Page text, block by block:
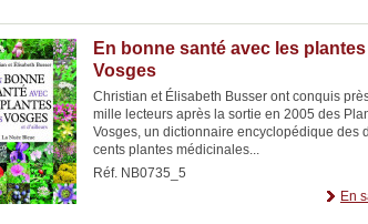
En bonne santé avec les
Vosges
Christian et Élisabeth Busser ont conquis
mille lecteurs après la sortie en 2005 des
Vosges, un dictionnaire encyclopédique des
cents plantes médicinales...
Réf. NB0735_5
En